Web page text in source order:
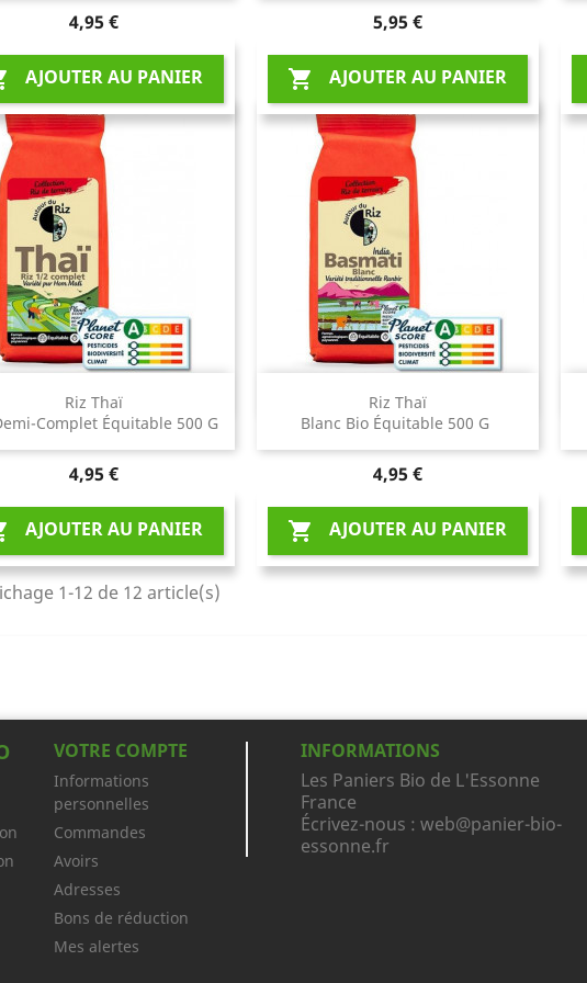
Prix
4,95 €
AJOUTER AU PANIER
Prix
5,95 €
 AJOUTER AU PANIER
Riz Thaï
Complet Équitable 500 G
Prix
4,95 €
AJOUTER AU PANIER
Aperçu rapide
Riz Thaï
Blanc Bio Équitable 500 G
Prix
4,95 €
 AJOUTER AU PANIER
Aperçu rapide
1-12 de 12 article(s)
VOTRE COMPTE
Informations
personnelles
Commandes
Avoirs
Adresses
Bons de réduction
Mes alertes
INFORMATIONS
Les Paniers Bio de L'Essonne
France
Écrivez-nous : web@panier-bio-
essonne.fr